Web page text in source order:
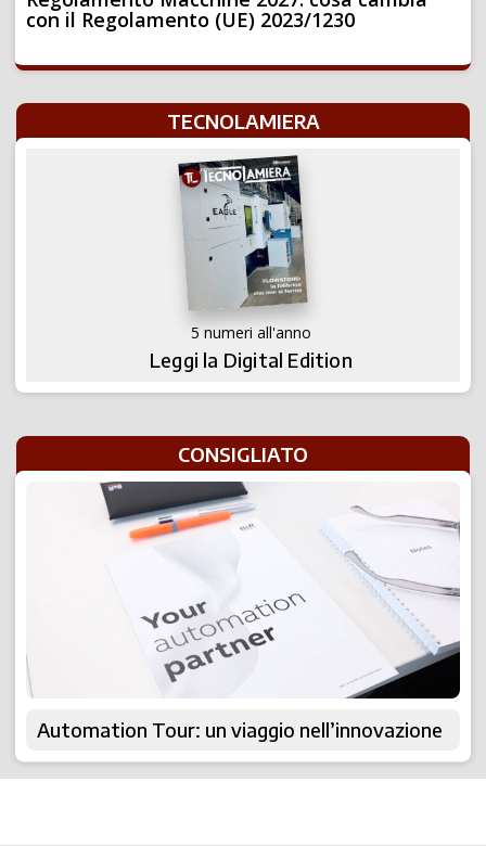
con il Regolamento (UE) 2023/1230
TECNOLAMIERA
5 numeri all'anno
Leggi la Digital Edition
CONSIGLIATO
Automation Tour: un viaggio nell’innovazione